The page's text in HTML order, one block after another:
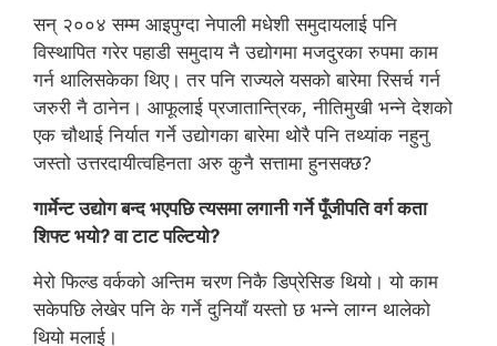
सन् २००४ सम्म आइपुग्दा नेपाली मधेशी समुदायलाई पनि
विस्थापित गरेर पहाडी समुदाय नै उद्योगमा मजदुरका रुपमा काम
गर्न थालिसकेका थिए। तर पनि राज्यले यसको बारेमा रिसर्च गर्न
जरुरी नै ठानेन। आफूलाई प्रजातान्त्रिक, नीतिमुखी भन्ने देशको
एक चौथाई निर्यात गर्ने उद्योगका बारेमा थोरै पनि तथ्यांक नहुनु
जस्तो उत्तरदायीत्वहिनता अरु कुनै सत्तामा हुनसक्छ?
गार्मेन्ट उद्योग बन्द भएपछि त्यसमा लगानी गर्ने पूँजीपति वर्ग कता
शिफ्ट भयो? वा टाट पल्टियो?
मेरो फिल्ड वर्कको अन्तिम चरण निकै डिप्रेसिङ थियो। यो काम
सकेपछि लेखेर पनि के गर्ने दुनियाँ यस्तो छ भन्ने लाग्न थालेको
थियो मलाई।